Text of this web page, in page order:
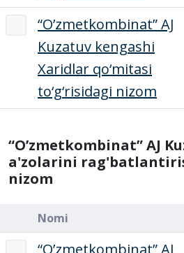
“O’zmetkombinat” AJ
Kuzatuv kengashi
Xaridlar qo‘mitasi
to‘g‘risidagi nizom
“O’zmetkombinat” AJ
a'zolarini
nizom
Nomi
“O’zmetkombinat” AJ